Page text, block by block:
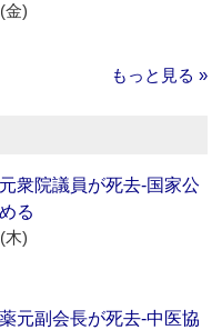
金)
もっと見る »
衆院議員が死去‐国家公
る
木)
元副会長が死去‐中医協